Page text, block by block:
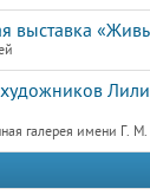
выставка
галерея имени Г.